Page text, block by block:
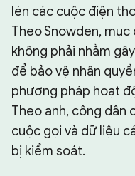
lén các cuộc điện
Theo Snowden,
không phải nhằm
để bảo vệ nhân
phương pháp hoạt
Theo anh, công dân
cuộc gọi và dữ liệu
bị kiểm soát.